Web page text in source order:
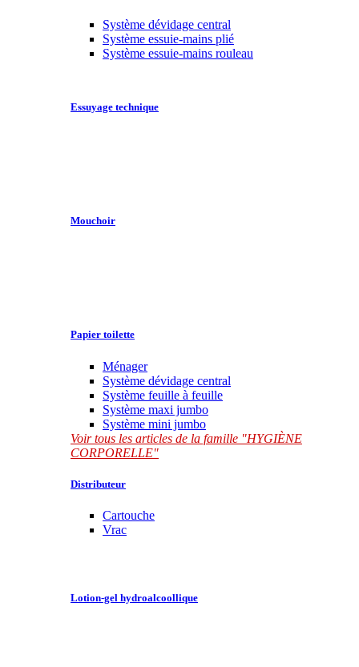
Système dévidage central
Système essuie-mains plié
Système essuie-mains rouleau
Essuyage technique
Mouchoir
Papier toilette
Ménager
Système dévidage central
Système feuille à feuille
Système maxi jumbo
Système mini jumbo
Voir tous les articles de la famille "HYGIÈNE
CORPORELLE"
Distributeur
Cartouche
Vrac
Lotion-gel hydroalcoollique